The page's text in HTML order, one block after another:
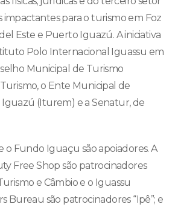
impactantes para o turismo em Foz
Este e Puerto Iguazú. A iniciativa
Polo Internacional Iguassu em
Municipal de Turismo
o Ente Municipal de
(Iturem) e a Senatur, de
o Fundo Iguaçu são apoiadores. A
Free Shop são patrocinadores
e Câmbio e o Iguassu
Bureau são patrocinadores “Ipê”; e